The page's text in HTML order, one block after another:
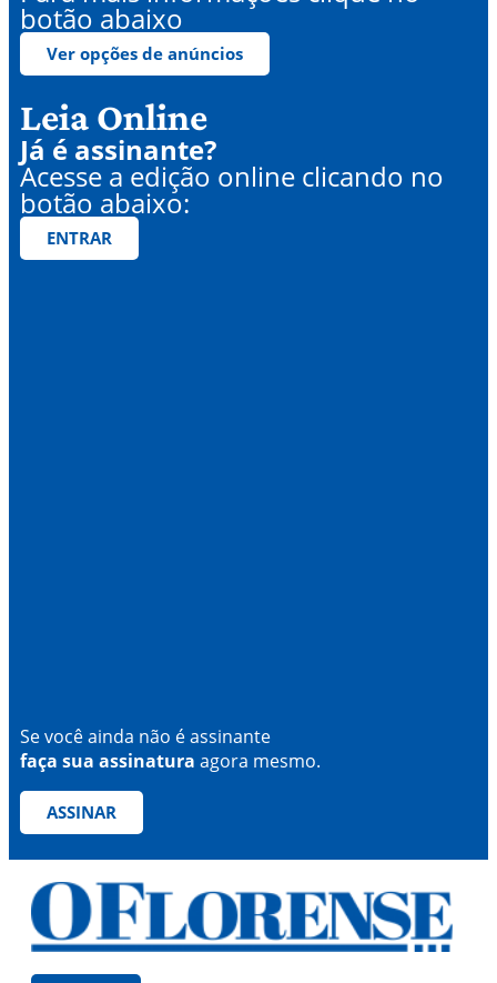
botão abaixo
Ver opções de anúncios
Leia Online
Já é assinante?
Acesse a edição online clicando no
botão abaixo:
ENTRAR
Se você ainda não é assinante
faça sua assinatura agora mesmo.
ASSINAR